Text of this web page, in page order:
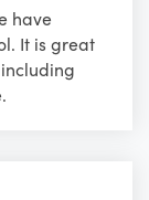
have
It is great